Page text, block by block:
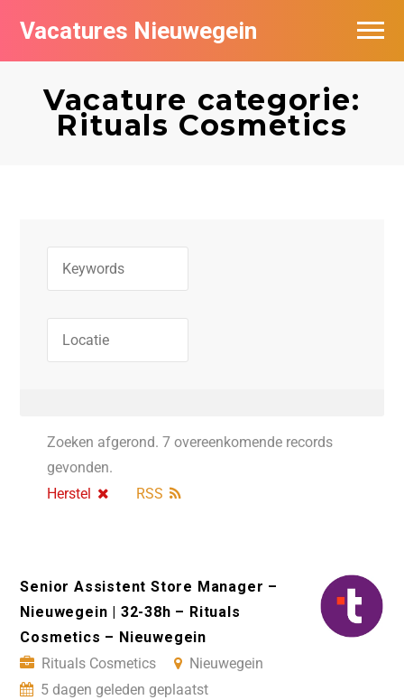
Vacatures Nieuwegein
Vacature categorie:
Rituals Cosmetics
Zoeken afgerond. 7 overeenkomende records
gevonden.
Herstel
RSS
Senior Assistent Store Manager –
Nieuwegein | 32-38h – Rituals
Cosmetics – Nieuwegein
Rituals Cosmetics
Nieuwegein
5 dagen geleden geplaatst
Vacatures per bedrijf in Nieuwegein